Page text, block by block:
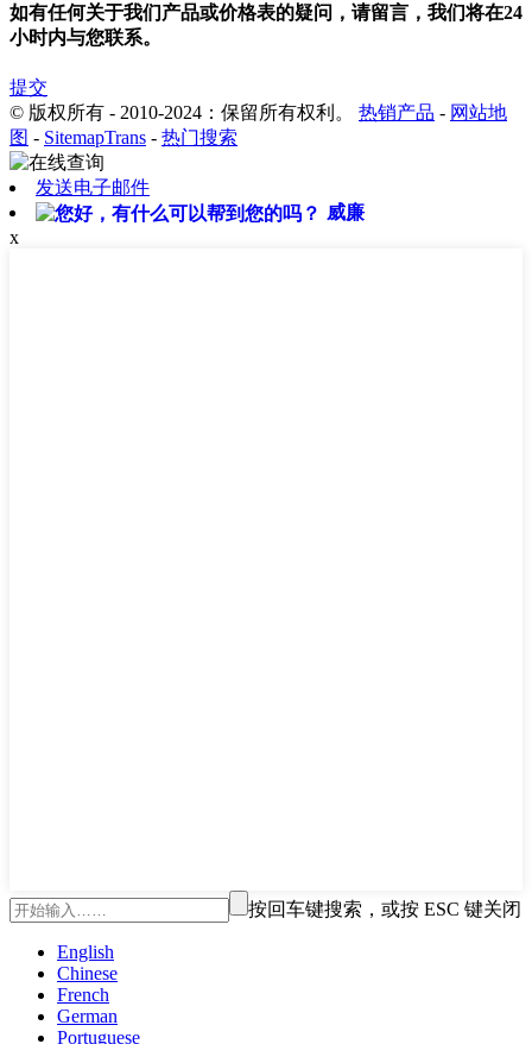
如有任何关于我们产品或价格表的疑问，请留言，我们将在24
小时内与您联系。
提交
© 版权所有 - 2010-2024：保留所有权利。 热销产品 - 网站地
图 - SitemapTrans - 热门搜索
发送电子邮件
威廉
x
按回车键搜索，或按 ESC 键关闭
English
Chinese
French
German
Portuguese